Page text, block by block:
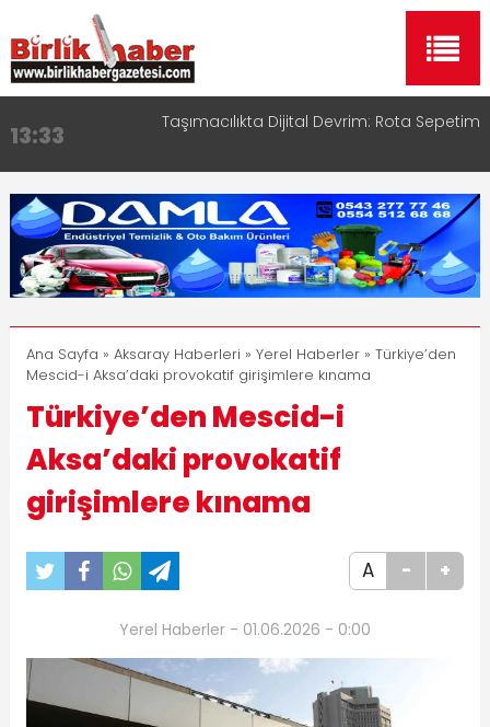
13:33 Taşımacılıkta Dijital Devrim: Rota Sepetim
17:15
Aksaray OSB Bölge Müdürü Makam Koltuğunu
Çocuklara Bıraktı
16:00
Aksaray Esnaf Rehberi ile Google ve Yapay Zeka
Aramalarında Öne Çıkın
8:23 Aksaray Esnaf Rehberi Hizmete Girdi
11:30
Birlikhaber.com Yayın Hayatına Başladı | Hızlı ve
Akıllı Haber Platformu
Ana Sayfa » Aksaray Haberleri » Yerel Haberler» Türkiye’den
Mescid-i Aksa’daki provokatif girişimlere kınama
Türkiye’den Mescid-i
Aksa’daki provokatif
girişimlere kınama
A - +
Yerel Haberler - 01.06.2026 - 0:00